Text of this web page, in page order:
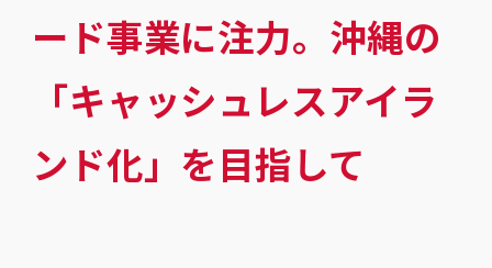
ード事業に注力。沖縄の
「キャッシュレスアイラ
ンド化」を目指して